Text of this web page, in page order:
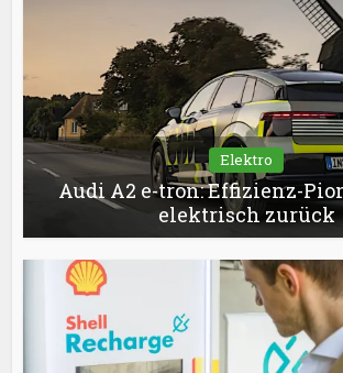
Elektro
Audi A2 e-tron: Effizienz-
elektrisch zurück